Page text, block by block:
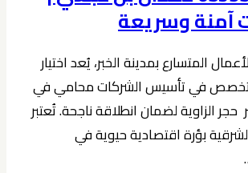
مع
المحامي
حمدان
بن
حبشي
آمنة وسريعة
المتسارع بمدينة الخبر، يُعد اختيار
في تأسيس الشركات محامي في
حجر الزاوية لضمان انطلاقة ناجحة. تُعتبر
بؤرة اقتصادية حيوية في